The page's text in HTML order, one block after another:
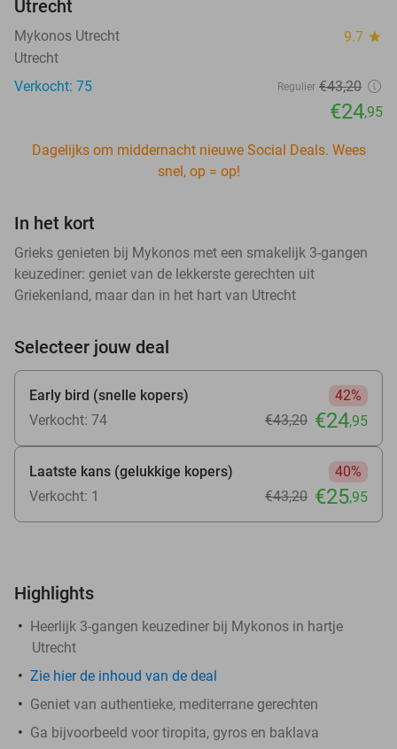
Utrecht
Mykonos Utrecht 9.7 star
Utrecht
Verkocht: 75
Regulier €43,20
€24,95
Dagelijks om middernacht nieuwe Social Deals. Wees
snel, op = op!
In het kort
Grieks genieten bij Mykonos met een smakelijk 3-gangen
keuzediner: geniet van de lekkerste gerechten uit
Griekenland, maar dan in het hart van Utrecht
Selecteer jouw deal
Early bird (snelle kopers)
42%
Verkocht: 74
€43,20 €24,95
Laatste kans (gelukkige kopers)
40%
Verkocht: 1
€43,20 €25,95
Highlights
Heerlijk 3-gangen keuzediner bij Mykonos in hartje
Utrecht
Zie hierde inhoud van de deal
Geniet van authentieke, mediterrane gerechten
Ga bijvoorbeeld voor tiropita, gyros en baklava